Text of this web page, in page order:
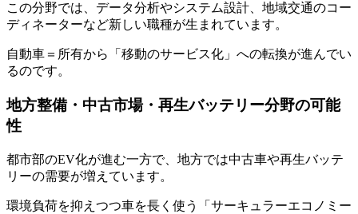
この分野では、データ分析やシステム設計、地域交通のコー
ディネーターなど新しい職種が生まれています。
自動車＝所有から「移動のサービス化」への転換が進んでい
るのです。
地方整備・中古市場・再生バッテリー分野の可能
性
都市部のEV化が進む一方で、地方では中古車や再生バッテ
リーの需要が増えています。
環境負荷を抑えつつ車を長く使う「サーキュラーエコノミー